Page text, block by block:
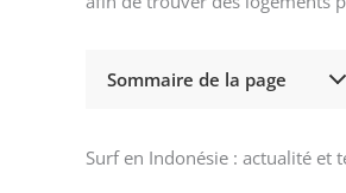
Sommaire de la page
Surf en Indonésie : actualité et